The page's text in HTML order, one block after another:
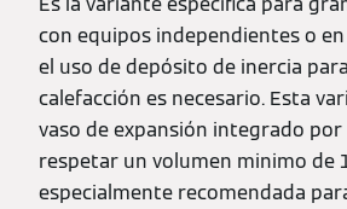
con equipos independientes o
el uso de depósito de inercia
calefacción es necesario. Esta
vaso de expansión integrado por
respetar un volumen minimo de
especialmente recomendada